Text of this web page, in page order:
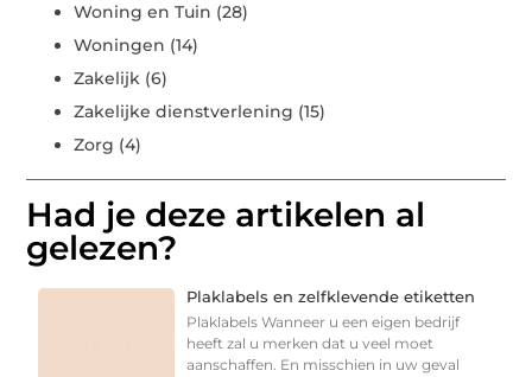
Woning en Tuin (28)
Woningen (14)
Zakelijk (6)
Zakelijke dienstverlening (15)
Zorg (4)
Had je deze artikelen al
gelezen?
Plaklabels en zelfklevende etiketten
Plaklabels Wanneer u een eigen bedrijf
heeft zal u merken dat u veel moet
aanschaffen. En misschien in uw geval